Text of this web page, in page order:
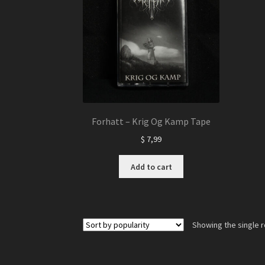
Forhatt – Krig Og Kamp Tape
$ 7,99
Add to cart
Showing the single